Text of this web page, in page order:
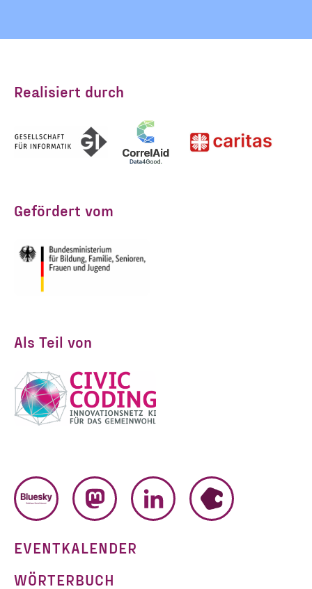
Realisiert durch
Gefördert vom
Als Teil von
BLUESKYMASTODONLINKEDINHUMHUB
EVENTKALENDER
WÖRTERBUCH